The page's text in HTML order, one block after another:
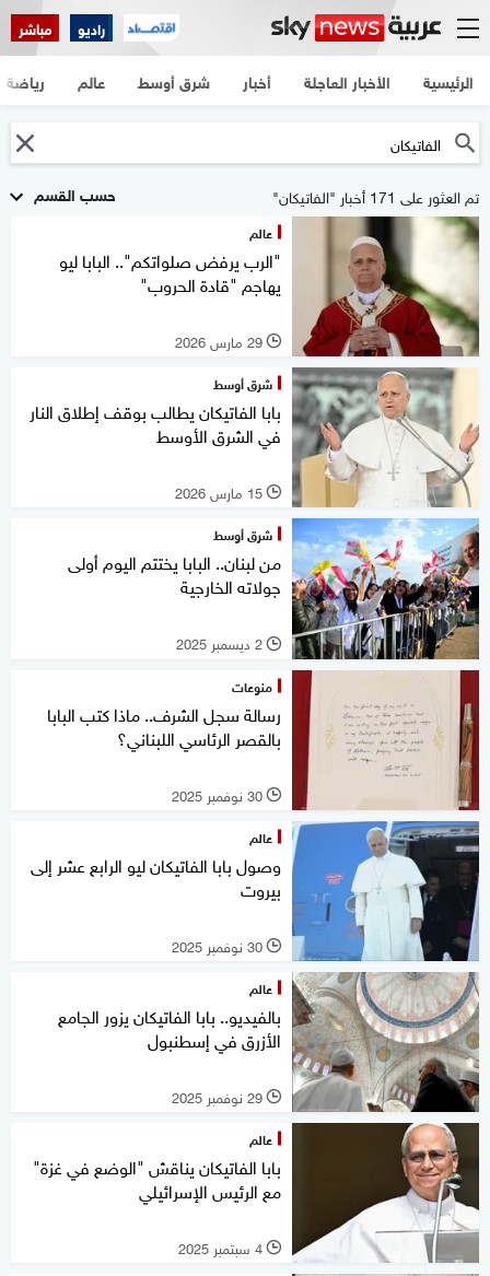
راديو مباشر
الرئيسية الأخبار العاجلة أخبار شرق أوسط عالم رياضة
حسب القسم تم العثور على 171 أخبار "الفاتيكان"
عالم
"الرب يرفض صلواتكم".. البابا ليو
يهاجم "قادة الحروب"
l 29 مارس 2026
شرق أوسط
بابا الفاتيكان يطالب بوقف إطلاق النار
في الشرق الأوسط
l 15 مارس 2026
شرق أوسط
من لبنان.. البابا يختتم اليوم أولى
جولاته الخارجية
l 2 ديسمبر 2025
منوعات
رسالة سجل الشرف.. ماذا كتب البابا
بالقصر الرئاسي اللبناني؟
l 30 نوفمبر 2025
عالم
وصول بابا الفاتيكان ليو الرابع عشر إلى
بيروت
l 30 نوفمبر 2025
عالم
بالفيديو.. بابا الفاتيكان يزور الجامع
الأزرق في إسطنبول
l 29 نوفمبر 2025
عالم
بابا الفاتيكان يناقش "الوضع في غزة"
مع الرئيس الإسرائيلي
l 4 سبتمبر 2025